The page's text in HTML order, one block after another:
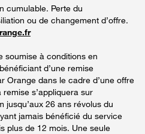
cumulable. Perte du
ou de changement d’offre.
soumise à conditions en
d’une remise
Orange dans le cadre d’une offre
s’appliquera sur
jusqu’aux 26 ans révolus du
jamais bénéficié du service
plus de 12 mois. Une seule